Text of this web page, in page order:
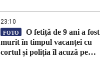
23:10
FOTO
O fetiță de 9 ani a fost
murit în timpul vacanței cu
cortul și poliția îl acuză pe